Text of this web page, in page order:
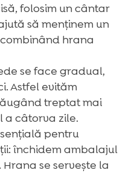
folosim un cântar
să menținem un
hrana
se face gradual,
Astfel evităm
treptat mai
a câtorva zile.
pentru
închidem ambalajul
se servește la